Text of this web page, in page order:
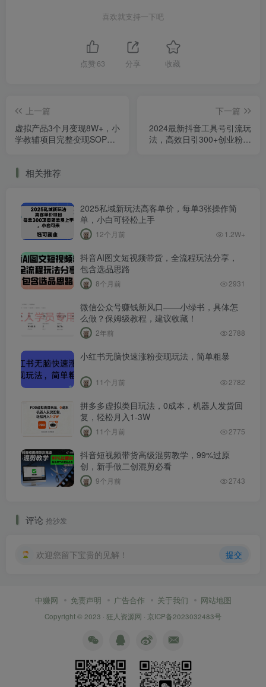
喜欢就支持一下吧
点赞 63 分享 收藏
上一篇
虚拟产品3个月变现8W+，小
学教辅项目完整变现SOP操
下一篇
2024最新抖音工具号引流玩
法，高效日引300+创业粉，
相关推荐
2025私域新玩法高客单价，每单3张操作简
单，小白可轻松上手
12个月前 1.2W+
抖音AI图文短视频带货，全流程玩法分享，
包含选品思路
8个月前 2931
微信公众号赚钱新风口——小绿书，具体怎
么做？保姆级教程，建议收藏！
2年前 2788
小红书无脑快速涨粉变现玩法，简单粗暴
11个月前 2782
拼多多虚拟类目玩法，0成本，机器人发货回
复，轻松月入1-3W
11个月前 2775
抖音短视频带货高级混剪教学，99%过原
创，新手做二创混剪必看
9个月前 2743
评论 抢沙发
欢迎您留下宝贵的见解！ 提交
中赚网 免责声明 广告合作 关于我们 网站地图
Copyright © 2023 · 狂人资源网 · 京ICP备2023032483号